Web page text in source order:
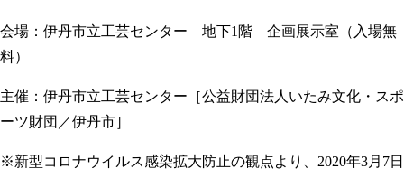
会場：伊丹市立工芸センター 地下1階 企画展示室（入場無
料）
主催：伊丹市立工芸センター［公益財団法人いたみ文化・スポ
ーツ財団／伊丹市］
※新型コロナウイルス感染拡大防止の観点より、2020年3月7日